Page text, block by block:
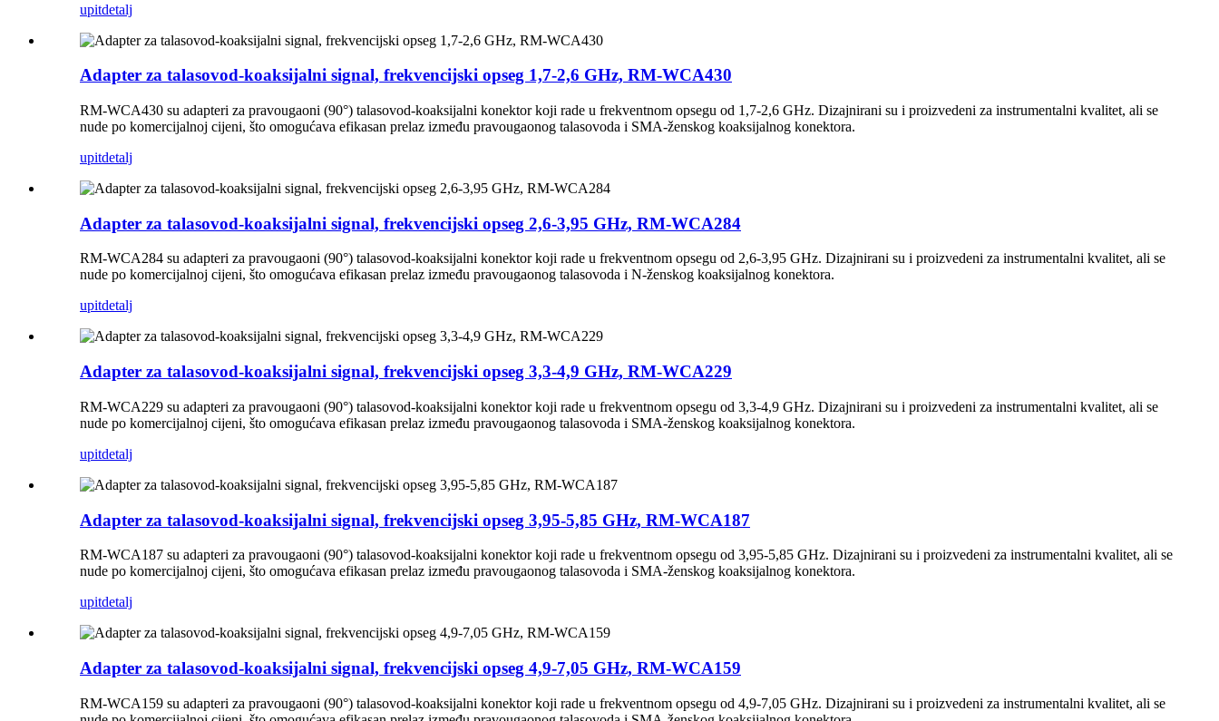
upitdetalj
Adapter za talasovod-koaksijalni signal, frekvencijski opseg 1,7-2,6 GHz, RM-WCA430
RM-WCA430 su adapteri za pravougaoni (90°) talasovod-koaksijalni konektor koji rade u frekventnom opsegu od 1,7-2,6 GHz. Dizajnirani su i proizvedeni za instrumentalni kvalitet, ali se
nude po komercijalnoj cijeni, što omogućava efikasan prelaz između pravougaonog talasovoda i SMA-ženskog koaksijalnog konektora.
upitdetalj
Adapter za talasovod-koaksijalni signal, frekvencijski opseg 2,6-3,95 GHz, RM-WCA284
RM-WCA284 su adapteri za pravougaoni (90°) talasovod-koaksijalni konektor koji rade u frekventnom opsegu od 2,6-3,95 GHz. Dizajnirani su i proizvedeni za instrumentalni kvalitet, ali se
nude po komercijalnoj cijeni, što omogućava efikasan prelaz između pravougaonog talasovoda i N-ženskog koaksijalnog konektora.
upitdetalj
Adapter za talasovod-koaksijalni signal, frekvencijski opseg 3,3-4,9 GHz, RM-WCA229
RM-WCA229 su adapteri za pravougaoni (90°) talasovod-koaksijalni konektor koji rade u frekventnom opsegu od 3,3-4,9 GHz. Dizajnirani su i proizvedeni za instrumentalni kvalitet, ali se
nude po komercijalnoj cijeni, što omogućava efikasan prelaz između pravougaonog talasovoda i SMA-ženskog koaksijalnog konektora.
upitdetalj
Adapter za talasovod-koaksijalni signal, frekvencijski opseg 3,95-5,85 GHz, RM-WCA187
RM-WCA187 su adapteri za pravougaoni (90°) talasovod-koaksijalni konektor koji rade u frekventnom opsegu od 3,95-5,85 GHz. Dizajnirani su i proizvedeni za instrumentalni kvalitet, ali se
nude po komercijalnoj cijeni, što omogućava efikasan prelaz između pravougaonog talasovoda i SMA-ženskog koaksijalnog konektora.
upitdetalj
Adapter za talasovod-koaksijalni signal, frekvencijski opseg 4,9-7,05 GHz, RM-WCA159
RM-WCA159 su adapteri za pravougaoni (90°) talasovod-koaksijalni konektor koji rade u frekventnom opsegu od 4,9-7,05 GHz. Dizajnirani su i proizvedeni za instrumentalni kvalitet, ali se